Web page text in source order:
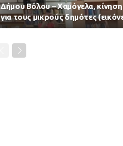
Δήμου Βόλου – Χαμόγελα, κίνηση
για τους μικρούς δημότες